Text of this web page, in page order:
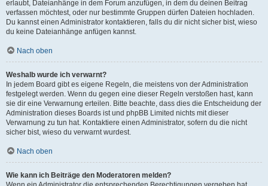
erlaubt, Dateianhänge in dem Forum anzufügen, in dem du deinen Beitrag
verfassen möchtest, oder nur bestimmte Gruppen dürfen Dateien hochladen.
Du kannst einen Administrator kontaktieren, falls du dir nicht sicher bist, wieso
du keine Dateianhänge anfügen kannst.
Nach oben
Weshalb wurde ich verwarnt?
In jedem Board gibt es eigene Regeln, die meistens von der Administration
festgelegt werden. Wenn du gegen eine dieser Regeln verstoßen hast, kann
sie dir eine Verwarnung erteilen. Bitte beachte, dass dies die Entscheidung der
Administration dieses Boards ist und phpBB Limited nichts mit dieser
Verwarnung zu tun hat. Kontaktiere einen Administrator, sofern du die nicht
sicher bist, wieso du verwarnt wurdest.
Nach oben
Wie kann ich Beiträge den Moderatoren melden?